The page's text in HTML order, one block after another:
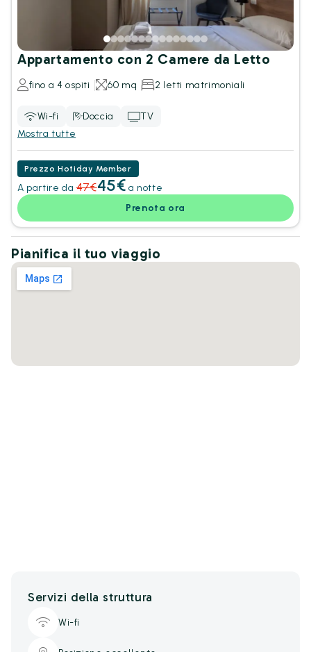
Appartamento con 2 Camere da Letto
fino a 4 ospiti 60 mq 2 letti matrimoniali
Wi-fi Doccia
TV
Mostra tutte
Prezzo Hotiday Member
A partire da 47€45€ a notte
Prenota ora
Pianifica il tuo viaggio
Servizi della struttura
Wi-fi